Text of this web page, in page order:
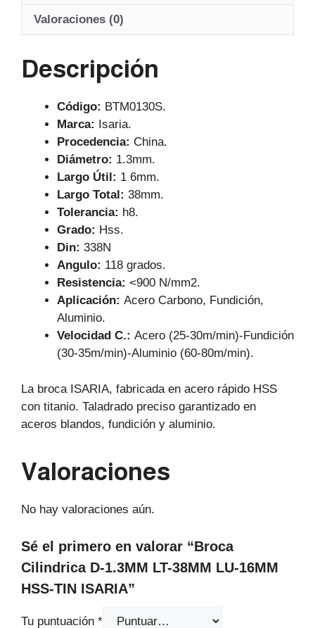
A
p
b
o
a
Valoraciones (0)
Descripción
Código: BTM0130S.
Marca: Isaria.
Procedencia: China.
Diámetro: 1.3mm.
Largo Útil: 1 6mm.
Largo Total: 38mm.
Tolerancia: h8.
Grado: Hss.
Din: 338N
Angulo: 118 grados.
Resistencia: <900 N/mm2.
Aplicación: Acero Carbono, Fundición,
Aluminio.
Velocidad C.: Acero (25-30m/min)-Fundición
(30-35m/min)-Aluminio (60-80m/min).
La broca ISARIA, fabricada en acero rápido HSS
con titanio. Taladrado preciso garantizado en
aceros blandos, fundición y aluminio.
Valoraciones
No hay valoraciones aún.
Sé el primero en valorar “Broca
Cilindrica D-1.3MM LT-38MM LU-16MM
HSS-TIN ISARIA”
Tu puntuación *